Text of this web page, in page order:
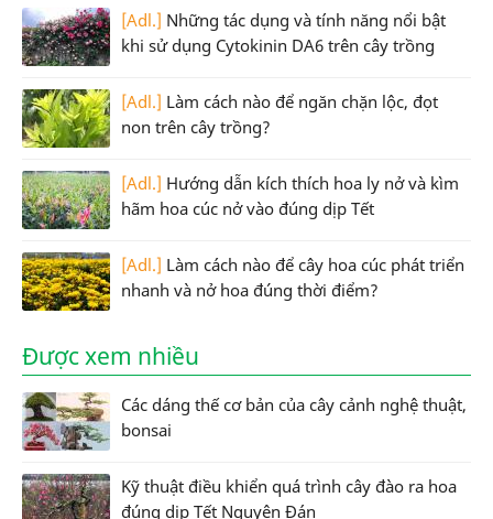
[Adl.] Những tác dụng và tính năng nổi bật
khi sử dụng Cytokinin DA6 trên cây trồng
[Adl.] Làm cách nào để ngăn chặn lộc, đọt
non trên cây trồng?
[Adl.] Hướng dẫn kích thích hoa ly nở và kìm
hãm hoa cúc nở vào đúng dịp Tết
[Adl.] Làm cách nào để cây hoa cúc phát triển
nhanh và nở hoa đúng thời điểm?
Được xem nhiều
Các dáng thế cơ bản của cây cảnh nghệ thuật,
bonsai
Kỹ thuật điều khiển quá trình cây đào ra hoa
đúng dịp Tết Nguyên Đán